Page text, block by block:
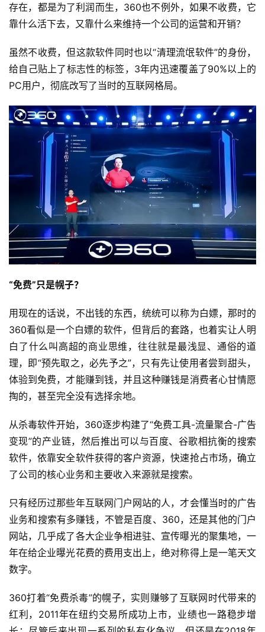
首
页
存在，都是为了利润而生，360也不例外，如果不收费，它
靠什么活下去，又靠什么来维持一个公司的运营和开销？
虽然不收费，但这款软件同时也以“清理流氓软件”的身份，
给自己贴上了标志性的标签，3年内迅速覆盖了90%以上的
PC用户，彻底改写了当时的互联网格局。
“免费”只是幌子？
用现在的话说，不出钱的东西，统统可以称为白嫖，那时的
360看似是一个白嫖的软件，但背后的套路，也着实让人明
白了什么叫高超的商业思维，往往就是最浅显、通俗的道
理，即“预先取之，必先予之”，只有先让使用者尝到甜头，
体验到免费，才能赚到钱，并且这种赚钱是消费者心甘情愿
掏的，甚至完全没有选择余地。
从杀毒软件开始，360逐步构建了“免费工具-流量聚合-广告
变现”的产业链，然后推出可以与百度、谷歌相抗衡的搜索
软件，依靠安全软件获得的客户资源，快速抢占市场，确立
了公司的核心业务和主要收入来源就是搜索。
只有经历过那些年互联网门户网站的人，才会懂当时的广告
业务和搜索有多赚钱，不管是百度、360，还是其他的门户
网站，几乎成了各大企业争相进驻、宣传曝光的聚集地，一
年在给企业曝光花费的费用支出上，绝对称得上是一笔天文
数字。
360打着“免费杀毒”的幌子，实则赚够了互联网时代带来的
红利，2011年在纽约交易所成功上市，业绩也一路稳步增